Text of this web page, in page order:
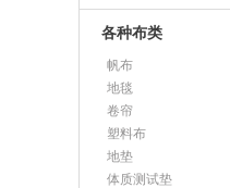
各种布类
帆布
地毯
卷帘
塑料布
地垫
体质测试垫